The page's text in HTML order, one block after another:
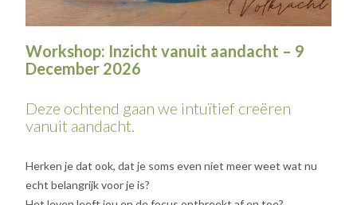
Workshop: Inzicht vanuit aandacht – 9
December 2026
Deze ochtend gaan we intuïtief creëren
vanuit aandacht.
Herken je dat ook, dat je soms even niet meer weet wat nu
echt belangrijk voor je is?